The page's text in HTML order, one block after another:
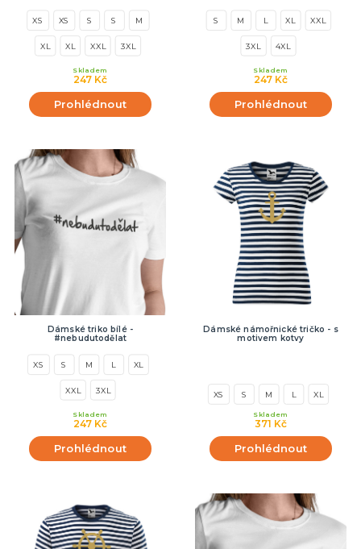
XS XS S S M
XL XL XXL 3XL
247 Kč
Skladem
Prohlédnout
S M L XL XXL
3XL 4XL
247 Kč
Skladem
Prohlédnout
Dámské triko bílé -
#nebudutodělat
XS S M L XL
XXL 3XL
247 Kč
Skladem
Prohlédnout
Dámské námořnické tričko - s
motivem kotvy
XS S M L XL
371 Kč
Skladem
Prohlédnout